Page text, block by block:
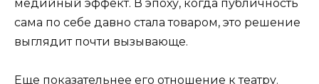
медийный эффект. В эпоху, когда публичность
сама по себе давно стала товаром, это решение
выглядит почти вызывающе.
Еще показательнее его отношение к театру.